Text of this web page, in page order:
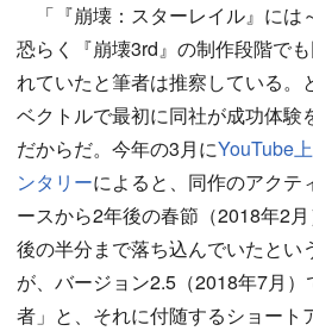
「『崩壊：スターレイル』には
恐らく『崩壊3rd』の制作段階で
れていたと筆者は推察している。
ベクトルで最初に同社が成功体験
だからだ。今年の3月にYouTube
ンタリーによると、同作のアクテ
ースから2年後の春節（2018年2
後の半分まで落ち込んでいたとい
が、バージョン2.5（2018年7月
者」と、それに付随するショート